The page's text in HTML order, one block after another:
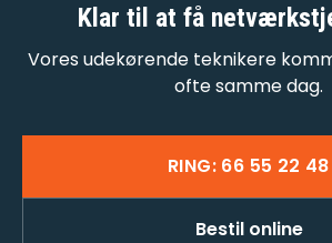
Klar til at få
Vores udekørende teknikere
ofte samme dag.
RING: 66 55 22 48
Bestil online